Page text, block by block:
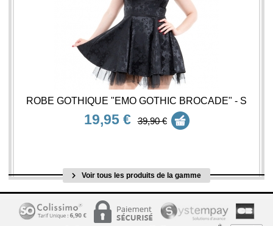
ROBE GOTHIQUE "EMO GOTHIC BROCADE" - S
19,95 € 39,90 €
Voir tous les produits de la gamme